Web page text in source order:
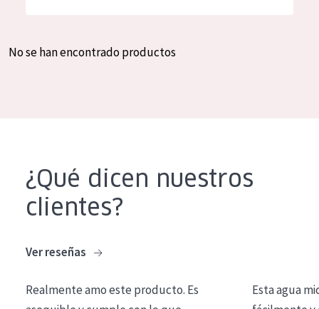
Crema de día
Crema de noche
Limpieza
Spanish
No se han encontrado productos
¿Qué dicen nuestros
clientes?
Ver reseñas
Realmente amo este producto. Es
Esta agua